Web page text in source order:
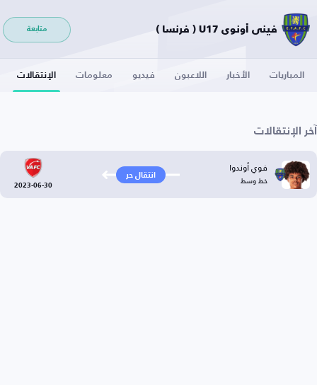
فيني أونوي U17 ( فرنسا ) متابعة
المباريات الأخبار اللاعبون فيديو معلومات الإنتقالات
آخر الإنتقالات
فوي أوندوا
خط وسط انتقال حر
2023-06-30